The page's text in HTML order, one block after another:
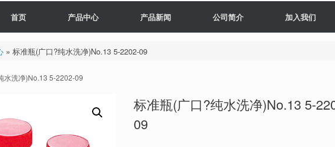
首页 产品中心 产品新闻 公司简介 加入我们
» 标准瓶(广口?纯水洗净)No.13 5-2202-09
水洗净)No.13 5-2202-09
标准瓶(广口?纯水洗净)No.13 5-
09